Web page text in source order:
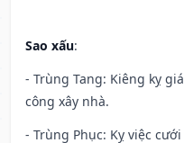
Sao xấu:
- Trùng Tang: Kiêng kỵ
công xây nhà.
- Trùng Phục: Kỵ việc